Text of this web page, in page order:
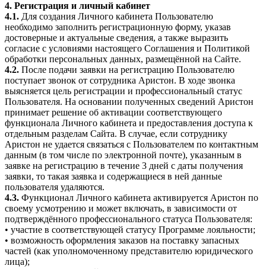
4. Регистрация и личный кабинет
4.1. Для создания Личного кабинета Пользователю
необходимо заполнить регистрационную форму, указав
достоверные и актуальные сведения, а также выразить
согласие с условиями настоящего Соглашения и Политикой
обработки персональных данных, размещённой на Сайте.
4.2. После подачи заявки на регистрацию Пользователю
поступает звонок от сотрудника Аристон. В ходе звонка
выясняется цель регистрации и профессиональный статус
Пользователя. На основании полученных сведений Аристон
принимает решение об активации соответствующего
функционала Личного кабинета и предоставления доступа к
отдельным разделам Сайта. В случае, если сотруднику
Аристон не удается связаться с Пользователем по контактным
данным (в том числе по электронной почте), указанным в
заявке на регистрацию в течение 3 дней с даты получения
заявки, то такая заявка и содержащиеся в ней данные
пользователя удаляются.
4.3. Функционал Личного кабинета активируется Аристон по
своему усмотрению и может включать, в зависимости от
подтверждённого профессионального статуса Пользователя:
• участие в соответствующей статусу Программе лояльности;
• возможность оформления заказов на поставку запасных
частей (как уполномоченному представителю юридического
лица);